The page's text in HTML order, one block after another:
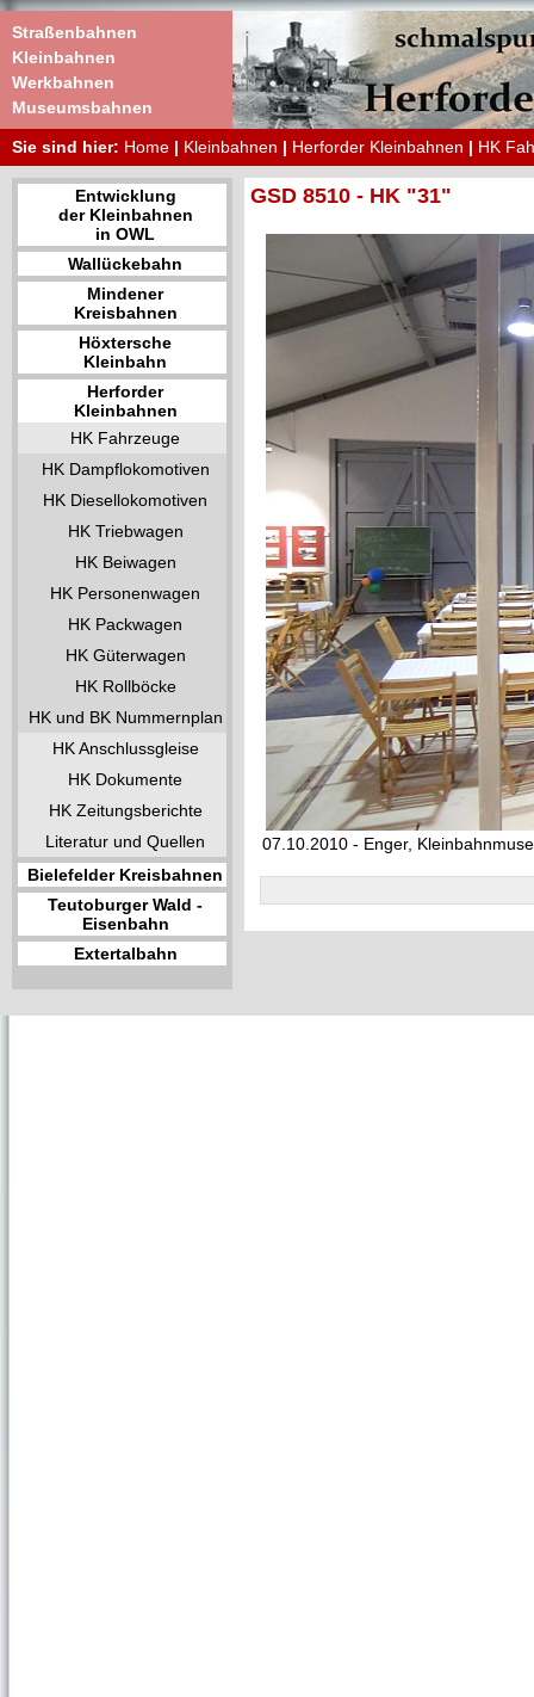
Straßenbahnen
Kleinbahnen
Werkbahnen
Museumsbahnen
Sie sind hier: Home | Kleinbahnen | Herforder Kleinbahnen | HK
Entwicklung
der Kleinbahnen
in OWL
Wallückebahn
Mindener
Kreisbahnen
Höxtersche
Kleinbahn
Herforder
Kleinbahnen
HK Fahrzeuge
HK Dampflokomotiven
HK Diesellokomotiven
HK Triebwagen
HK Beiwagen
HK Personenwagen
HK Packwagen
HK Güterwagen
HK Rollböcke
HK und BK Nummernplan
HK Anschlussgleise
HK Dokumente
HK Zeitungsberichte
Literatur und Quellen
Bielefelder Kreisbahnen
Teutoburger Wald -
Eisenbahn
Extertalbahn
GSD 8510 - HK "31"
07.10.2010 - Enger,